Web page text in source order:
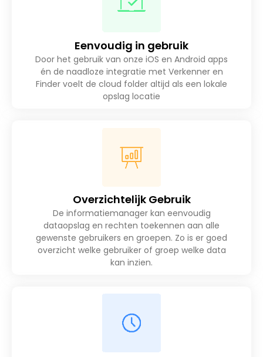
Eenvoudig in gebruik
Door het gebruik van onze iOS en Android apps
én de naadloze integratie met Verkenner en
Finder voelt de cloud folder altijd als een lokale
opslag locatie
Overzichtelijk Gebruik
De informatiemanager kan eenvoudig
dataopslag en rechten toekennen aan alle
gewenste gebruikers en groepen. Zo is er goed
overzicht welke gebruiker of groep welke data
kan inzien.